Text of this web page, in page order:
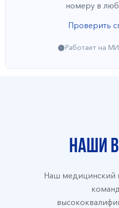
номеру в
Проверить
Работает на
Наши
Наш медицинский